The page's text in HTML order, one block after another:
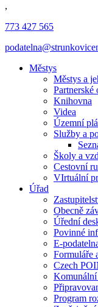
,
773 427 565
Městys
Městys a
Partnerské
Knihovna
Videa
Územní
Služby a
Školy a
Cestovní
VIrtuální
Úřad
Obecně
Úřední
Povinné
E-
Formuláře
Czech
Program